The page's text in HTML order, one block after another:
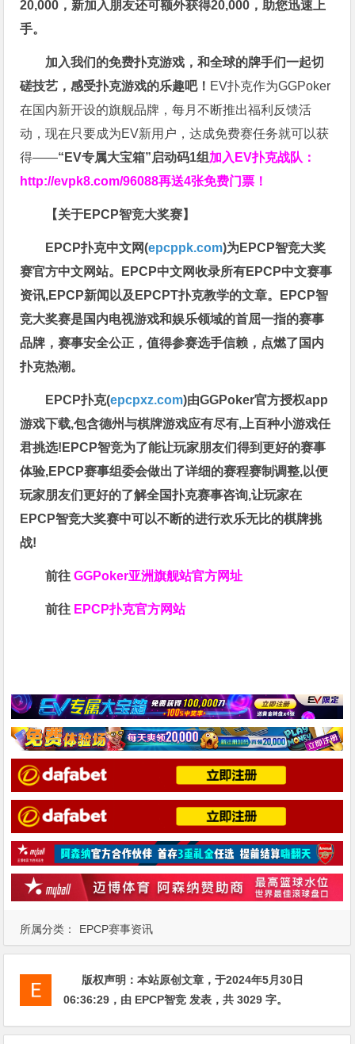
所属分类： EPCP赛事资讯
20,000，新加入朋友还可额外获得20,000，助您迅速上
手。
加入我们的免费扑克游戏，和全球的牌手们一起切
磋技艺，感受扑克游戏的乐趣吧！ EV扑克作为GGPoker
在国内新开设的旗舰品牌，每月不断推出福利反馈活
动，现在只要成为EV新用户，达成免费赛任务就可以获
得——“EV专属大宝箱”启动码1组 加入EV扑克战队：
http://evpk8.com/96088再送4张免费门票！
【关于EPCP智竞大奖赛】
EPCP扑克中文网(epcppk.com)为EPCP智竞大奖
赛官方中文网站。EPCP中文网收录所有EPCP中文赛事
资讯,EPCP新闻以及EPCPT扑克教学的文章。EPCP智
竞大奖赛是国内电视游戏和娱乐领域的首屈一指的赛事
品牌，赛事安全公正，值得参赛选手信赖，点燃了国内
扑克热潮。
EPCP扑克(epcpxz.com)由GGPoker官方授权app
游戏下载,包含德州与棋牌游戏应有尽有,上百种小游戏任
君挑选!EPCP智竞为了能让玩家朋友们得到更好的赛事
体验,EPCP赛事组委会做出了详细的赛程赛制调整,以便
玩家朋友们更好的了解全国扑克赛事咨询,让玩家在
EPCP智竞大奖赛中可以不断的进行欢乐无比的棋牌挑
战!
前往GGPoker亚洲旗舰站官方网址
前往 EPCP扑克官方网站
版权声明：本站原创文章，于2024年5月30日
06:36:29 ，由 EPCP智竞 发表，共 3029 字。